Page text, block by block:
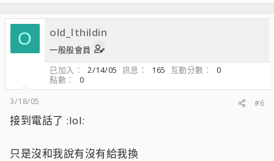
O old_Ithildin
一般般會員
已加入
2/14/05 訊息 165 互動分數
0
點數
0
3/18/05
#6
接到電話了 :lol:
只是沒和我說有沒有給我換